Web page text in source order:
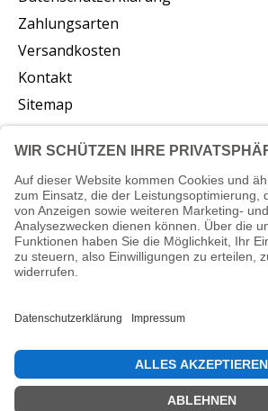
Zahlungsarten
Versandkosten
Kontakt
Sitemap
Abonnieren Sie unseren
© Copyright 2026 vliesstoffe24.de -